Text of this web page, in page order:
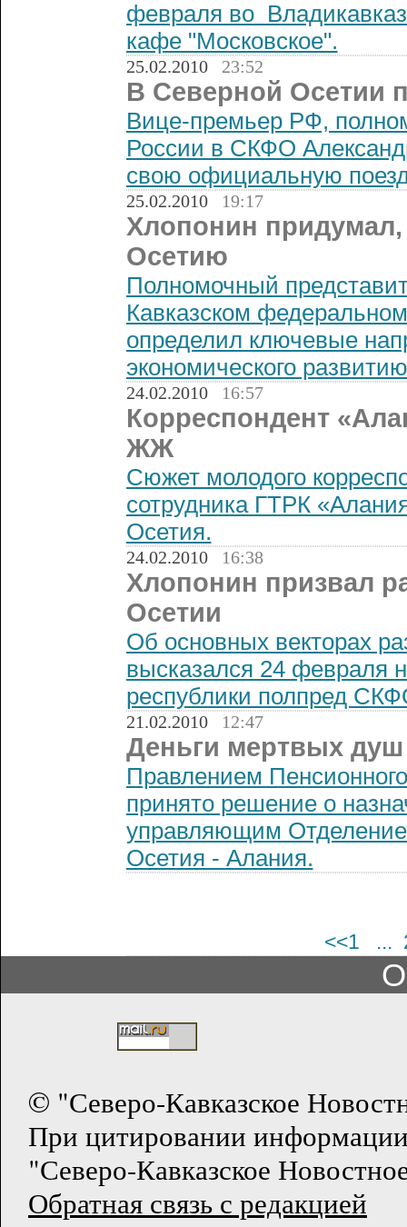
февраля во
кафе "Московское".
25.02.2010 23:52
В Северной Осетии
Вице-премьер РФ,
России в СКФО
свою официальную
25.02.2010 19:17
Хлопонин
Осетию
Полномочный
Кавказском
определил ключевые
экономического
24.02.2010 16:57
Корреспондент
ЖЖ
Сюжет молодого
сотрудника ГТРК
Осетия.
24.02.2010 16:38
Хлопонин призвал
Осетии
Об основных векторах
высказался 24 февраля
республики полпред
21.02.2010 12:47
Деньги мертвых душ
Правлением
принято решение о
управляющим
Осетия - Алания.
<<1 ...
О
© "Северо-Кавказское
При цитировании
"Северо-Кавказское
Обратная связь с редакцией